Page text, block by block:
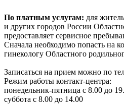
По платным услугам: для
и других городов России
предоставляет сервисное
Сначала необходимо попасть на
гинекологу Областного
Записаться на прием можно по
Режим работы контакт-центра:
понедельник-пятница с 8.00 до
суббота с 8.00 до 14.00